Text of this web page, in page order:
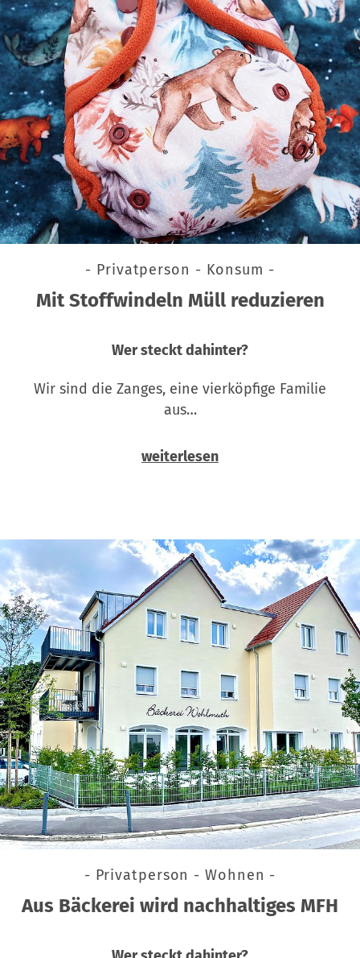
- Privatperson - Konsum -
Mit Stoffwindeln Müll reduzieren
Wer steckt dahinter?
Wir sind die Zanges, eine vierköpfige Familie
aus…
weiterlesen
- Privatperson - Wohnen -
Aus Bäckerei wird nachhaltiges MFH